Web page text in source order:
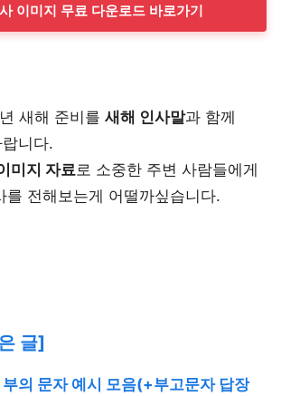
이미지 무료 다운로드 바로가기
새해 준비를 새해 인사말과 함께
니다.
미지 자료로 소중한 주변 사람들에게
를 전해보는게 어떨까싶습니다.
글]
의 문자 예시 모음(+부고문자 답장